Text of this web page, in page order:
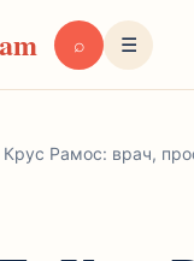
⌕ ☰
Рамос: врач,